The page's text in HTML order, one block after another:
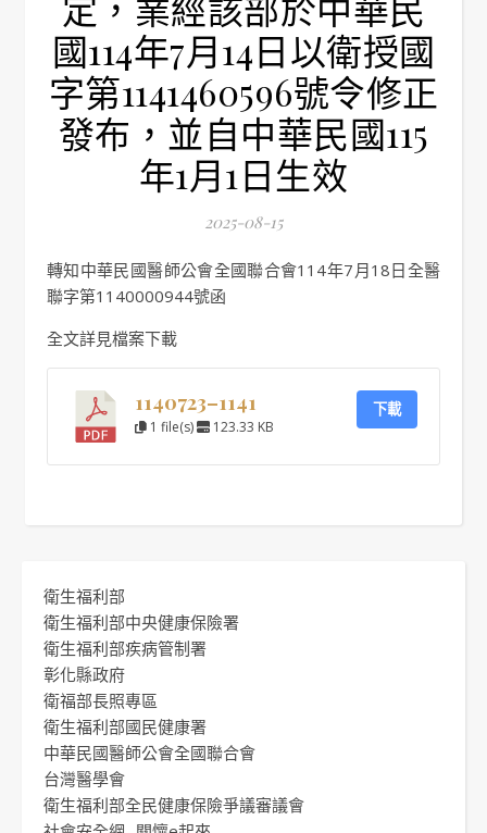
國114年7月14日以衛授國
字第1141460596號令修正
發布，並自中華民國115
年1月1日生效
2025-08-15
轉知中華民國醫師公會全國聯合會114年7月18日全醫
聯字第1140000944號函
全文詳見檔案下載
1140723–1141
1 file(s) 123.33 KB
下載
衛生福利部
衛生福利部中央健康保險署
衛生福利部疾病管制署
彰化縣政府
衛福部長照專區
衛生福利部國民健康署
中華民國醫師公會全國聯合會
台灣醫學會
衛生福利部全民健康保險爭議審議會